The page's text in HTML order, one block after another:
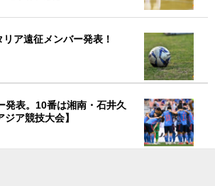
ア遠征メンバー発表！
発表。10番は湘南・石井久
ア競技大会】